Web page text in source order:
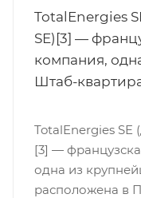
TotalEnergies
SE)[3] —
компания,
Штаб-
TotalEnergies SE
[3] —
одна из
расположена в